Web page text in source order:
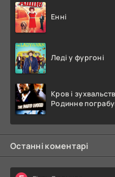
Енні
Леді у фургоні
Кров і
Родинне
Останні коментарі